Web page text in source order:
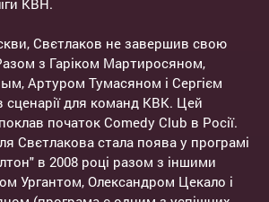
КВН.
Свєтлаков не завершив свою
з Гаріком Мартиросяном,
Артуром Тумасяном і Сергієм
для команд КВК. Цей
початок Comedy Club в Росії.
Свєтлакова стала поява у програмі
в 2008 році разом з іншими
Ургантом, Олександром Цекало і